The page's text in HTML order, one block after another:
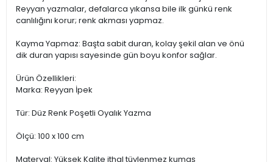
Reyyan yazmalar, defalarca yıkansa bile ilk günkü renk
canlılığını korur; renk akması yapmaz.
Kayma Yapmaz: Başta sabit duran, kolay şekil alan ve önü
dik duran yapısı sayesinde gün boyu konfor sağlar.
Ürün Özellikleri:
Marka: Reyyan İpek
Tür: Düz Renk Poşetli Oyalık Yazma
Ölçü: 100 x 100 cm
Materyal: Yüksek Kalite ithal tüylenmez kumaş